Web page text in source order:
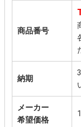
商品番号
納期
メーカー
希望価格